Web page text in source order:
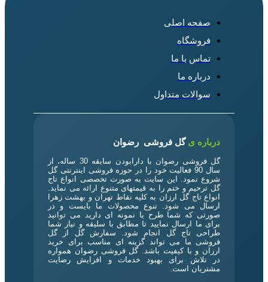
صفحه اصلی
فروشگاه
تماس با ما
درباره ما
سوالات متداول
گل فروشی رضوان
گل فروشی رضوان با دارابودن سابقه 30 ساله، از
سال 90 فعالیت خود را در حوزه فروشی اینترنتی گل
شروع نمود. این سایت به صورت تخصصی انواع تاج
گل ترحیم و ختم را به قیمتهای متنوع ارائه می نماید.
انواع تاج گل ارزان به کلیه نقاط تهران و بهشت زهرا
ارسال می شود. تنوع محصولات ما بایست و در
صورتی که شما طرح یا نمونه ای دارید می توانید
برای ما ارسال نمایید تا مطابق با سلیقه و نیاز شما
طراحی تاج گل انجام شود. سفارش گل از گل
فروشی ما می تواند گزینه ای مناسب برای خرید
ارزان و با کیفیت باشد. گل فروشی رضوان همواره
در تلاش برای بهبود خدمات و افزایش رضایت
مشتریان است.